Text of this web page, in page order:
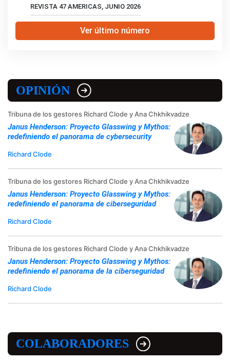
REVISTA 47 AMERICAS, JUNIO 2026
Ver último número
OPINIÓN
Tribuna de los gestores Richard Clode y Ana Chkhikvadze
Janus Henderson: Proyecto Glasswing y Mythos:
redefiniendo el panorama de cybersecurity
Richard Clode
Tribuna de los gestores Richard Clode y Ana Chkhikvadze
Janus Henderson: Proyecto Glasswing y Mythos:
redefiniendo el panorama de ciberseguridad
Richard Clode
Tribuna de los gestores Richard Clode y Ana Chkhikvadze
Janus Henderson: Proyecto Glasswing y Mythos:
redefiniendo el panorama de la ciberseguridad
Richard Clode
COLABORADORES